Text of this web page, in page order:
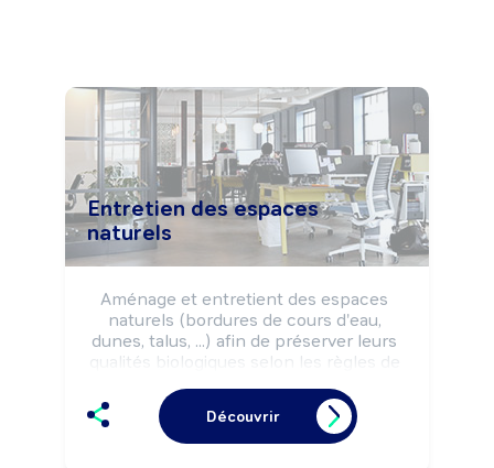
Entretien des espaces
naturels
Aménage et entretient des espaces
naturels (bordures de cours d'eau,
dunes, talus, ...) afin de préserver leurs
qualités biologiques selon les règles de
environnementale.
Peut installer des équipements de
préservation du littoral.
Découvrir